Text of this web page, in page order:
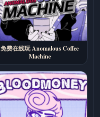
免费在线玩 Anomalous Coffee
Machine